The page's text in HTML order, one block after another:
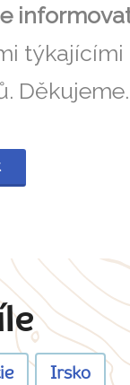
týkajícími
Děkujeme.
Irsko